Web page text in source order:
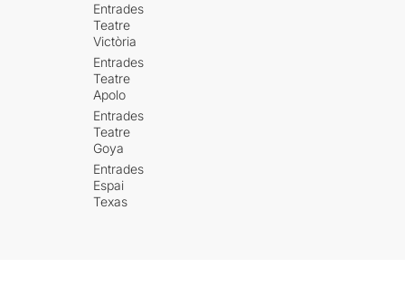
Entrades
Teatre
Victòria
Entrades
Teatre
Apolo
Entrades
Teatre
Goya
Entrades
Espai
Texas